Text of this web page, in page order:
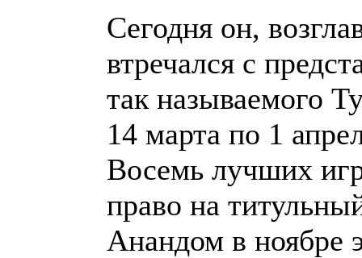
Сегодня он,
втречался с
так называемого
14 марта по 1
Восемь лучших
право на
Анандом в ноябре